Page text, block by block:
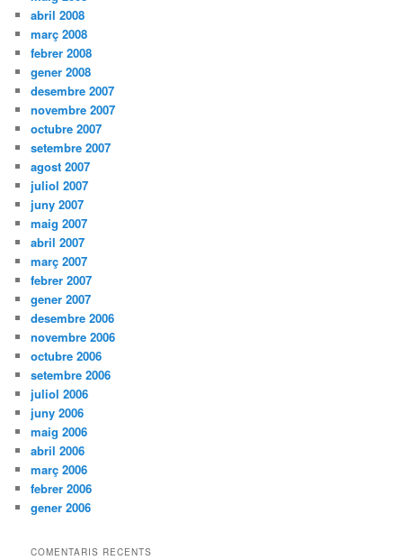
abril 2008
març 2008
febrer 2008
gener 2008
desembre 2007
novembre 2007
octubre 2007
setembre 2007
agost 2007
juliol 2007
juny 2007
maig 2007
abril 2007
març 2007
febrer 2007
gener 2007
desembre 2006
novembre 2006
octubre 2006
setembre 2006
juliol 2006
juny 2006
maig 2006
abril 2006
març 2006
febrer 2006
gener 2006
COMENTARIS RECENTS